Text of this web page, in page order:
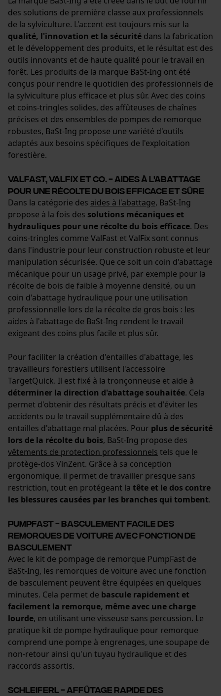
des solutions de première classe aux professionnels
de la sylviculture. L'accent est toujours mis sur la
qualité, l'innovation et la sécurité dans la fabrication
et le développement des produits, et le résultat est des
outils innovants et de haute qualité pour le travail en
forêt. Les produits de la marque BaSt-Ing ont été
conçus pour rendre le quotidien des professionnels de
la sylviculture plus efficace et plus sûr. Avec des coins
et coins-tringles solides, des affûteuses de chaînes
précises et des ensembles de pompes de remorque
robustes, BaSt-Ing propose une variété d'outils
adaptés aux besoins spécifiques de l'exploitation
forestière.
ValFast, ValFix et Co. - Aides à l'abattage
pour une récolte du bois efficace et sûre
Dans la catégorie des aides à l'abattage, BaSt-Ing
propose à la fois des solutions mécaniques et
hydrauliques pour une récolte du bois efficace. Des
coins-tringles comme ValFast et ValFix sont connus
dans l'industrie pour leur construction robuste et leur
manipulation sécurisée. Que ce soit un coin d'abattage
mécanique pour un usage privé, par exemple pour la
récolte de bois de faible à moyenne densité, ou un
coin d'abattage hydraulique pour une utilisation
professionnelle lors de la récolte de gros bois : les
aides à l'abattage de BaSt-Ing rendent le travail
exigeant des coins plus facile et plus sûr.
Pour faciliter la création d'entailles d'abattage, les
travailleurs forestiers utilisent l'accessoire
TargetQuick. Il est fixé à la tronçonneuse et aide à
déterminer la direction d'abattage souhaitée. Cela
permet d'obtenir des résultats précis et d'éviter les
accidents ou le travail supplémentaire dû à des
entailles d'abattage mal placées. Pour plus de sécurité
lors de la récolte du bois, BaSt-Ing propose des
vêtements de protection professionnels tels que le
protège-dos VinZent. Grâce à sa conception
ergonomique, il permet de travailler presque sans
restriction, tout en protégeant la tête et le dos contre
les blessures causées par les branches qui tombent.
PumpFast - Basculement facile des
remorques de voiture avec fonction de
basculement
Avec le kit de pompage de remorque PumpFast de
BaSt-Ing, les remorques de voiture avec une fonction
de basculement peuvent être équipées en quelques
minutes. Cela permet de bascule rapidement et
facilement la remorque, même avec une charge
lourde, en utilisant une visseuse sans percussion. Le
pratique kit de pompe hydraulique pour remorque
comprend une pompe à engrenages, une soupape de
non-retour ainsi qu'un tuyau hydraulique et des
raccords assortis.
Schleiferl - Affûtage rapide des
Cookies de performance et de
fonctionnalité
Loop54 Personalization
Page d'accueil personnalisée
Panier sauvegardé
Salutation personnelle
Vidéos YouTube
Google Maps
Prise de contact par chat
Cookies marketing
Google Global Site Tag
Microsoft Advertising Universal
Event Tracking
Survicate